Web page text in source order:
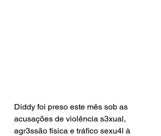
Diddy foi preso este mês sob as
acusações de violência s3xual,
agr3ssão física e tráfico sexu4l à